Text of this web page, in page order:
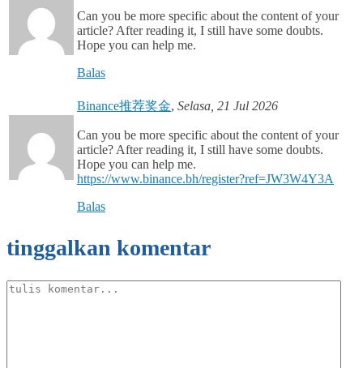
Can you be more specific about the content of your
article? After reading it, I still have some doubts.
Hope you can help me.
Balas
Binance推荐奖金, Selasa, 21 Jul 2026
Can you be more specific about the content of your
article? After reading it, I still have some doubts.
Hope you can help me.
https://www.binance.bh/register?ref=JW3W4Y3A
Balas
tinggalkan komentar